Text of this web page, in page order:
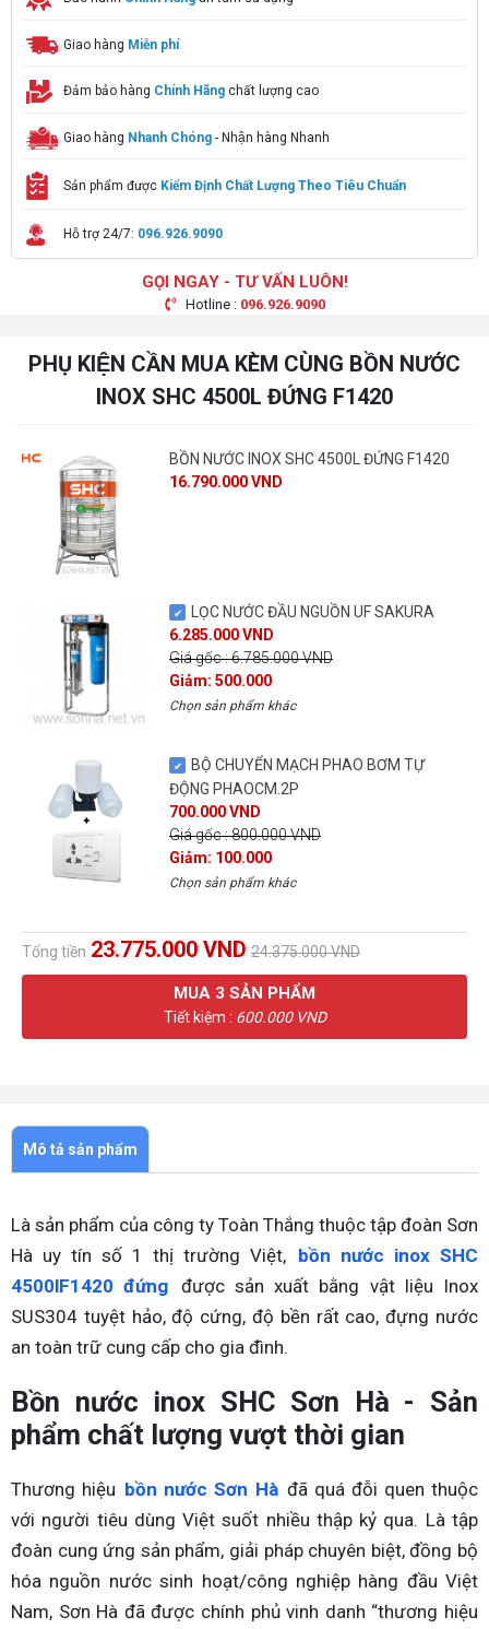
Giao hàng Miễn phí
Đảm bảo hàng Chính Hãng chất lượng cao
Giao hàng Nhanh Chóng - Nhận hàng Nhanh
Sản phẩm được Kiểm Định Chất Lượng Theo Tiêu Chuẩn
Hỗ trợ 24/7: 096.926.9090
GỌI NGAY - TƯ VẤN LUÔN!
Hotline : 096.926.9090
PHỤ KIỆN CẦN MUA KÈM CÙNG BỒN NƯỚC
INOX SHC 4500L ĐỨNG F1420
BỒN NƯỚC INOX SHC 4500L ĐỨNG F1420
16.790.000 VND
LỌC NƯỚC ĐẦU NGUỒN UF SAKURA
6.285.000 VND
Giá gốc : 6.785.000 VND
Giảm: 500.000
Chọn sản phẩm khác
BỘ CHUYỂN MẠCH PHAO BƠM TỰ
ĐỘNG PHAOCM.2P
700.000 VND
Giá gốc : 800.000 VND
Giảm: 100.000
Chọn sản phẩm khác
Tổng tiền 23.775.000 VND 24.375.000 VND
MUA 3 SẢN PHẨM
Tiết kiệm : 600.000 VND
Mô tả sản phẩm
Là sản phẩm của công ty Toàn Thắng thuộc tập đoàn Sơn
Hà uy tín số 1 thị trường Việt, bồn nước inox SHC
4500lF1420 đứng được sản xuất bằng vật liệu Inox
SUS304 tuyệt hảo, độ cứng, độ bền rất cao, đựng nước
an toàn trữ cung cấp cho gia đình.
Bồn nước inox SHC Sơn Hà - Sản
phẩm chất lượng vượt thời gian
Thương hiệu bồn nước Sơn Hà đã quá đỗi quen thuộc
với người tiêu dùng Việt suốt nhiều thập kỷ qua. Là tập
đoàn cung ứng sản phẩm, giải pháp chuyên biệt, đồng bộ
hóa nguồn nước sinh hoạt/công nghiệp hàng đầu Việt
Nam, Sơn Hà đã được chính phủ vinh danh “thương hiệu